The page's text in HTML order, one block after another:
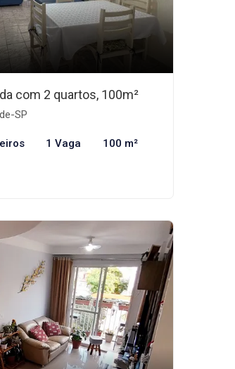
com 2 quartos, 100m²
SP
1 Vaga 100 m²